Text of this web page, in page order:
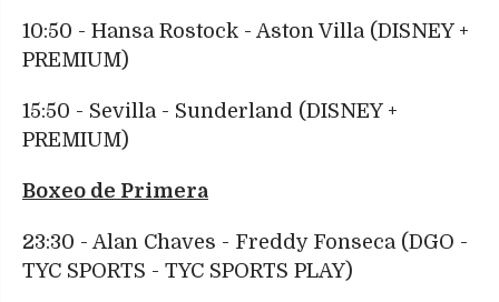
10:50 - Hansa Rostock - Aston Villa (DISNEY +
PREMIUM)
15:50 - Sevilla - Sunderland (DISNEY +
PREMIUM)
Boxeo de Primera
23:30 - Alan Chaves - Freddy Fonseca (DGO -
TYC SPORTS - TYC SPORTS PLAY)